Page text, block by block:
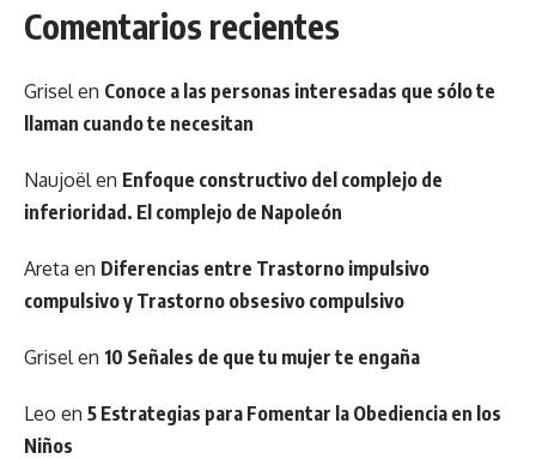
Comentarios recientes
Grisel en Conoce a las personas interesadas que sólo te
llaman cuando te necesitan
Naujoël en Enfoque constructivo del complejo de
inferioridad. El complejo de Napoleón
Areta en Diferencias entre Trastorno impulsivo
compulsivo y Trastorno obsesivo compulsivo
Grisel en 10 Señales de que tu mujer te engaña
Leo en 5 Estrategias para Fomentar la Obediencia en los
Niños